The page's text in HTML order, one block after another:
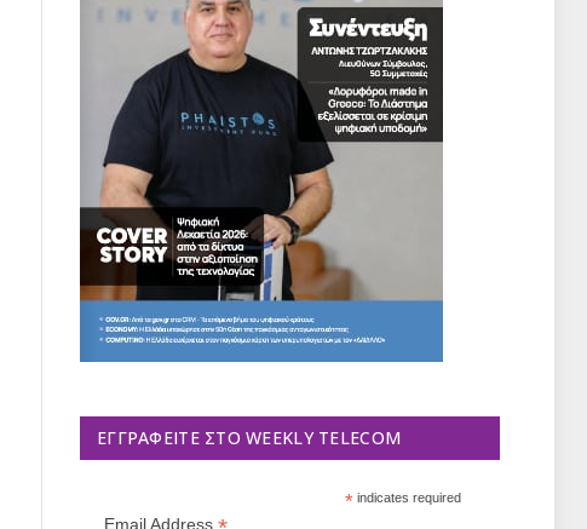
ΕΓΓΡΑΦΕΊΤΕ ΣΤΟ WEEKLY TELECOM
*indicates required
Email Address